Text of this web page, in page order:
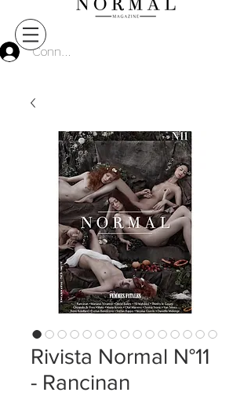
Connect
Rivista Normal N°11
- Rancinan